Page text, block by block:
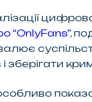
“OnlyFans”,